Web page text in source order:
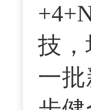
技
一